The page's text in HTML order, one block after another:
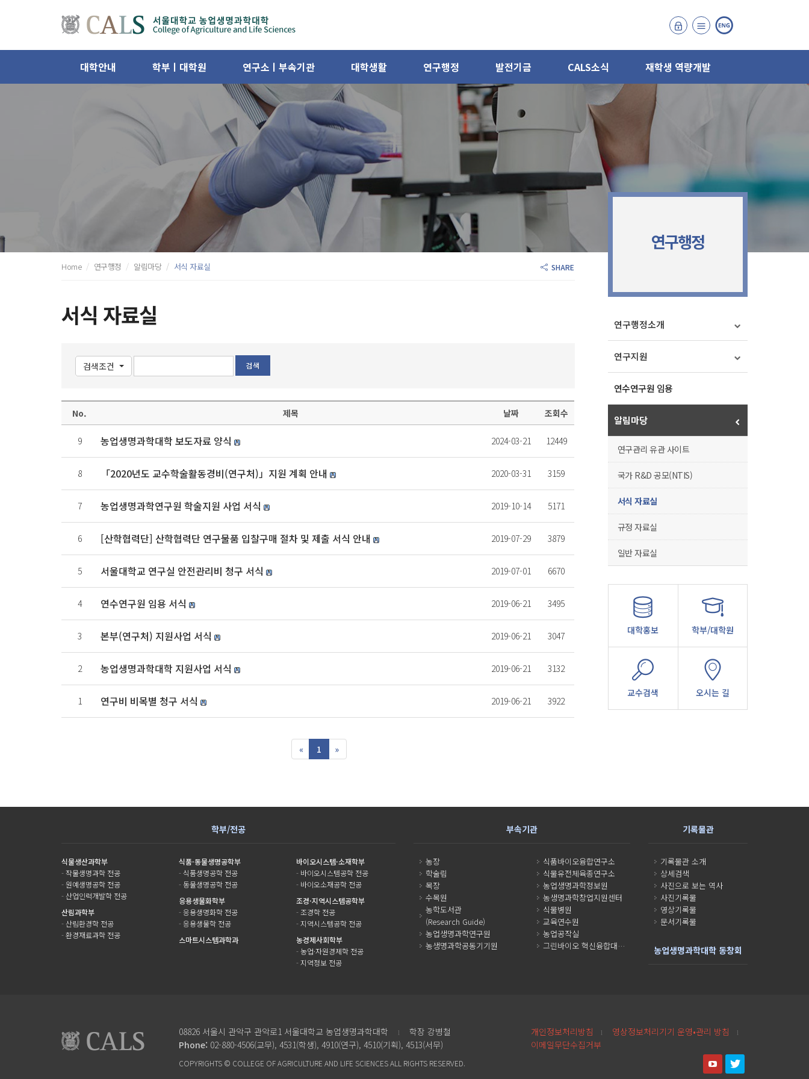
대학안내 학부ㅣ대학원 연구소ㅣ부속기관 대학생활 연구행정 발전기금 CALS소식 재학생 역량개발
Home 연구행정 알림마당 서식 자료실 SHARE
서식 자료실
검색조건
No. 제목 날짜 조회수
9 농업생명과학대학 보도자료 양식 2024-03-21 12449
8 「2020년도 교수학술활동경비(연구처)」지원 계획 안내 2020-03-31 3159
7 농업생명과학연구원 학술지원 사업 서식 2019-10-14 5171
6 [산학협력단] 산학협력단 연구물품 입찰구매 절차 및 제출 서식 안내 2019-07-29 3879
5 서울대학교 연구실 안전관리비 청구 서식 2019-07-01 6670
4 연수연구원 임용 서식 2019-06-21 3495
3 본부(연구처) 지원사업 서식 2019-06-21 3047
2 농업생명과학대학 지원사업 서식 2019-06-21 3132
1 연구비 비목별 청구 서식 2019-06-21 3922
« 1 »
연구행정
연구행정소개
연구지원
연수연구원 임용
알림마당
연구관리 유관 사이트
국가 R&D 공모(NTIS)
서식 자료실
규정 자료실
일반 자료실
대학홍보 학부/대학원
교수검색 오시는 길
학부/전공
식물생산과학부
-작물생명과학 전공
-원예생명공학 전공
- 산업인력개발학 전공
산림과학부
- 산림환경학 전공
-환경재료과학 전공
식품·동물생명공학부
-식품생명공학 전공
-동물생명공학 전공
응용생물화학부
-응용생명화학 전공
-응용생물학 전공
스마트시스템과학과
바이오시스템·소재학부
- 바이오시스템공학 전공
- 바이오소재공학 전공
조경·지역시스템공학부
-조경학 전공
-지역시스템공학 전공
농경제사회학부
-농업·자원경제학 전공
-지역정보 전공
부속기관
농장
학술림
목장
수목원
농학도서관
(Research Guide)
농업생명과학연구원
농생명과학공동기기원
식품바이오융합연구소
식물유전체육종연구소
농업생명과학정보원
농생명과학창업지원센터
식물병원
교육연수원
농업공작실
그린바이오 혁신융합대학사업단
기록물관
기록물관 소개
상세검색
사진으로 보는 역사
사진기록물
영상기록물
문서기록물
농업생명과학대학 동창회
08826 서울시 관악구 관악로1 서울대학교 농업생명과학대학
학장 강병철
Phone: 02-880-4506(교무), 4531(학생), 4910(연구), 4510(기획), 4513(서무)
COPYRIGHTS © COLLEGE OF AGRICULTURE AND LIFE SCIENCES ALL RIGHTS RESERVED.
개인정보처리방침 영상정보처리기기 운영•관리 방침
이메일무단수집거부